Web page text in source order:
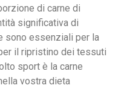
di carne di
significativa di
sono essenziali per la
il ripristino dei tessuti
sport è la carne
vostra dieta